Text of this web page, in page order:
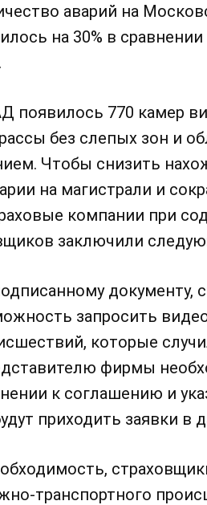
аварий на
на 30% в
появилось 770 камер
без слепых зон и
Чтобы снизить
на магистрали и
компании при
заключили
документу,
запросить
которые
фирмы
к соглашению и
приходить заявки в
транспортного